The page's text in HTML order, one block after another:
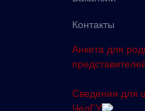
Контакты
Анкета для
Сведения для
ЧелГУ